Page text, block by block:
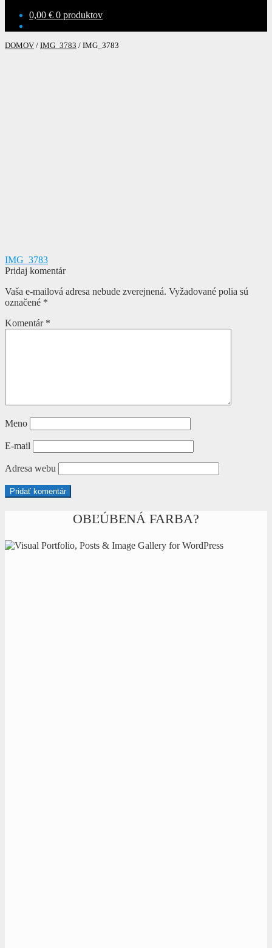
0,00 € 0 produktov
DOMOV / IMG_3783 / IMG_3783
Navigácia
v
článku
Predchádzajúci
článok:
IMG_3783
Pridaj komentár
Vaša e-mailová adresa nebude zverejnená. Vyžadované polia sú
označené *
Komentár *
Meno
E-mail
Adresa webu
OBĽÚBENÁ FARBA?